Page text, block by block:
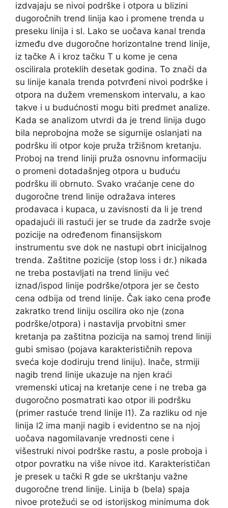
izdvajaju se nivoi podrške i otpora u blizini
dugoročnih trend linija kao i promene trenda u
preseku linija i sl. Lako se uočava kanal trenda
između dve dugoročne horizontalne trend linije,
iz tačke A i kroz tačku T u kome je cena
oscilirala proteklih desetak godina. To znači da
su linije kanala trenda potvrđeni nivoi podrške i
otpora na dužem vremenskom intervalu, a kao
takve i u budućnosti mogu biti predmet analize.
Kada se analizom utvrdi da je trend linija dugo
bila neprobojna može se sigurnije oslanjati na
podršku ili otpor koje pruža tržišnom kretanju.
Proboj na trend liniji pruža osnovnu informaciju
o promeni dotadašnjeg otpora u buduću
podršku ili obrnuto. Svako vraćanje cene do
dugoročne trend linije odražava interes
prodavaca i kupaca, u zavisnosti da li je trend
opadajući ili rastući jer se trude da zadrže svoje
pozicije na određenom finansijskom
instrumentu sve dok ne nastupi obrt inicijalnog
trenda. Zaštitne pozicije (stop loss i dr.) nikada
ne treba postavljati na trend liniju već
iznad/ispod linije podrške/otpora jer se često
cena odbija od trend linije. Čak iako cena prođe
zakratko trend liniju oscilira oko nje (zona
podrške/otpora) i nastavlja prvobitni smer
kretanja pa zaštitna pozicija na samoj trend liniji
gubi smisao (pojava karakterističnih repova
sveća koje dodiruju trend liniju). Inače, strmiji
nagib trend linije ukazuje na njen kraći
vremenski uticaj na kretanje cene i ne treba ga
dugoročno posmatrati kao otpor ili podršku
(primer rastuće trend linije l1). Za razliku od nje
linija l2 ima manji nagib i evidentno se na njoj
uočava nagomilavanje vrednosti cene i
višestruki nivoi podrške rastu, a posle proboja i
otpor povratku na više nivoe itd. Karakterističan
je presek u tački R gde se ukrštanju važne
dugoročne trend linije. Linija b (bela) spaja
nivoe protežući se od istorijskog minimuma dok